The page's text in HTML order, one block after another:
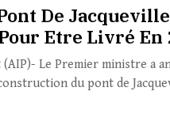
De
Etre Livré En
(AIP)- Le Premier ministre a
du pont de